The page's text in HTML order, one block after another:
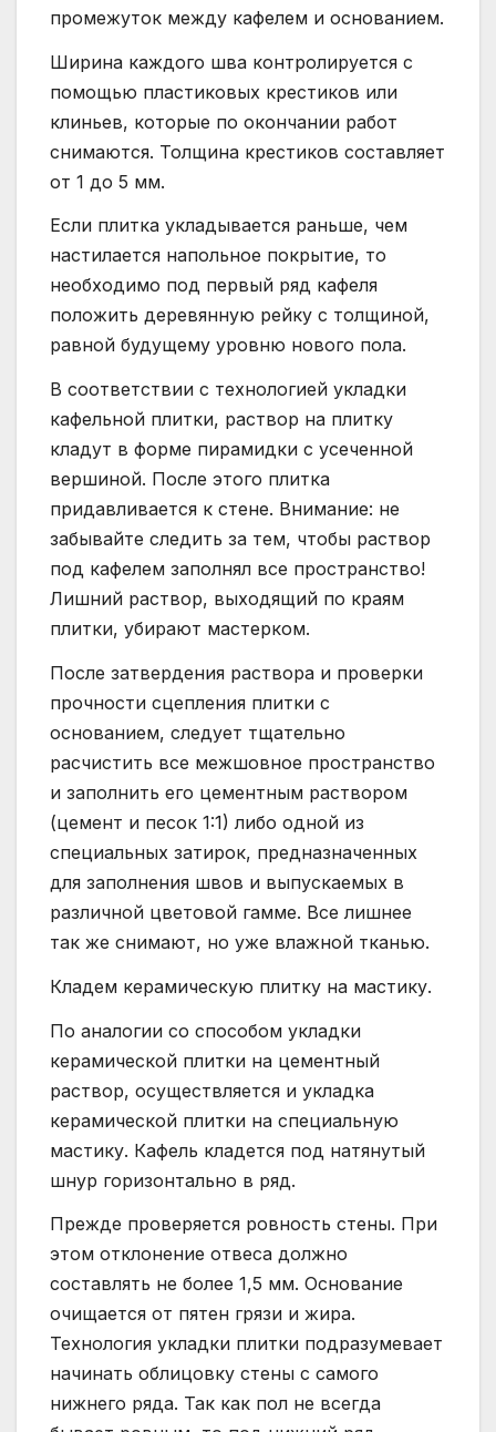
промежуток между кафелем и основанием.
Ширина каждого шва контролируется с
помощью пластиковых крестиков или
клиньев, которые по окончании работ
снимаются. Толщина крестиков составляет
от 1 до 5 мм.
Если плитка укладывается раньше, чем
настилается напольное покрытие, то
необходимо под первый ряд кафеля
положить деревянную рейку с толщиной,
равной будущему уровню нового пола.
В соответствии с технологией укладки
кафельной плитки, раствор на плитку
кладут в форме пирамидки с усеченной
вершиной. После этого плитка
придавливается к стене. Внимание: не
забывайте следить за тем, чтобы раствор
под кафелем заполнял все пространство!
Лишний раствор, выходящий по краям
плитки, убирают мастерком.
После затвердения раствора и проверки
прочности сцепления плитки с
основанием, следует тщательно
расчистить все межшовное пространство
и заполнить его цементным раствором
(цемент и песок 1:1) либо одной из
специальных затирок, предназначенных
для заполнения швов и выпускаемых в
различной цветовой гамме. Все лишнее
так же снимают, но уже влажной тканью.
Кладем керамическую плитку на мастику.
По аналогии со способом укладки
керамической плитки на цементный
раствор, осуществляется и укладка
керамической плитки на специальную
мастику. Кафель кладется под натянутый
шнур горизонтально в ряд.
Прежде проверяется ровность стены. При
этом отклонение отвеса должно
составлять не более 1,5 мм. Основание
очищается от пятен грязи и жира.
Технология укладки плитки подразумевает
начинать облицовку стены с самого
нижнего ряда. Так как пол не всегда